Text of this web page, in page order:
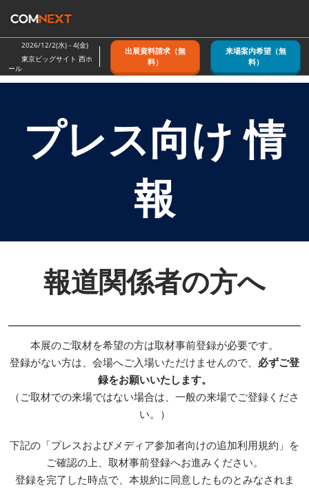
キ
ッ
し
2026/12/2(水) - 4(金)
東京ビッグサイト 西ホ
ール
出展資料請求（無
料）
来場案内希望（無
料）
プレス向け 情
報
報道関係者の方へ
本展のご取材を希望の方は取材事前登録が必要です。
登録がない方は、会場へご入場いただけませんので、 必ずご登
録をお願いいたします。
（ご取材での来場ではない場合は、一般の来場でご登録くださ
い。）
下記の「プレスおよびメディア参加者向けの追加利用規約」を
ご確認の上、取材事前登録へお進みください。
登録を完了した時点で、本規約に同意したものとみなされま